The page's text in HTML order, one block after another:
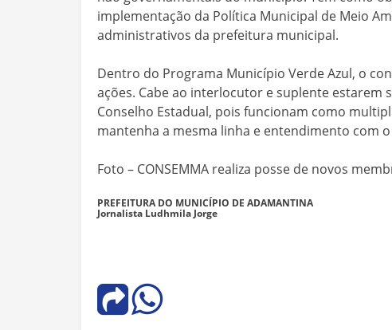
implementação da Política Municipal de Meio
administrativos da prefeitura municipal.
Dentro do Programa Município Verde Azul, o
ações. Cabe ao interlocutor e suplente estarem
Conselho Estadual, pois funcionam como
mantenha a mesma linha e entendimento com o
Foto – CONSEMMA realiza posse de novos
PREFEITURA DO MUNICÍPIO DE ADAMANTINA
Jornalista Ludhmila Jorge